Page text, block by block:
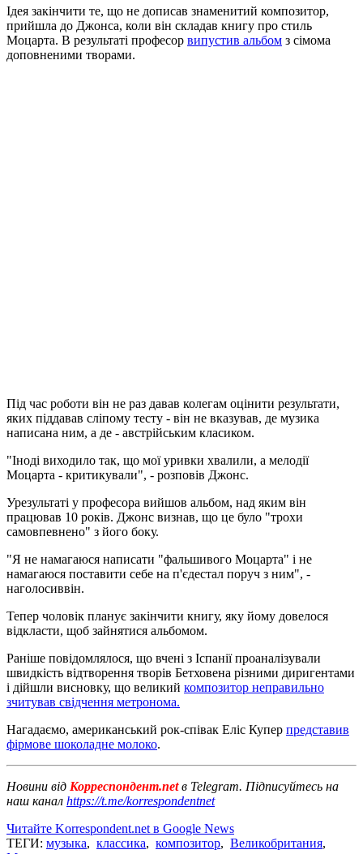
Ідея закінчити те, що не дописав знаменитий композитор,
прийшла до Джонса, коли він складав книгу про стиль
Моцарта. В результаті професор випустив альбом з сімома
доповненими творами.
Під час роботи він не раз давав колегам оцінити результати,
яких піддавав сліпому тесту - він не вказував, де музика
написана ним, а де - австрійським класиком.
"Іноді виходило так, що мої уривки хвалили, а мелодії
Моцарта - критикували", - розповів Джонс.
Урезультаті у професора вийшов альбом, над яким він
працював 10 років. Джонс визнав, що це було "трохи
самовпевнено" з його боку.
"Я не намагаюся написати "фальшивого Моцарта" і не
намагаюся поставити себе на п'єдестал поруч з ним", -
наголосиввін.
Тепер чоловік планує закінчити книгу, яку йому довелося
відкласти, щоб зайнятися альбомом.
Раніше повідомлялося, що вчені з Іспанії проаналізували
швидкість відтворення творів Бетховена різними диригентами
і дійшли висновку, що великий композитор неправильно
зчитував свідчення метронома.
Нагадаємо, американський рок-співак Еліс Купер представив
фірмове шоколадне молоко.
Новини від Корреспондент.netв Telegram. Підписуйтесь на
наш канал https://t.me/korrespondentnet
Читайте Korrespondent.net в Google News
ТЕГИ: музыка, классика, композитор, Великобритания,